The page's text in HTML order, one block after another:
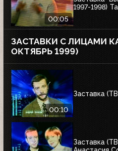
00:05
1997-1998)
ЗАСТАВКИ С ЛИЦАМИ
ОКТЯБРЬ 1999)
00:10
Заставка
Заставка